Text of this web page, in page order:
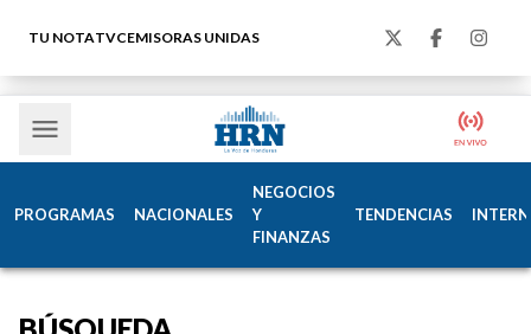
TU NOTATVCEMISORAS UNIDAS
PROGRAMAS NACIONALES
NEGOCIOS
Y
FINANZAS
TENDENCIAS